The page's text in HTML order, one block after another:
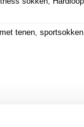
tenen, sportsokken